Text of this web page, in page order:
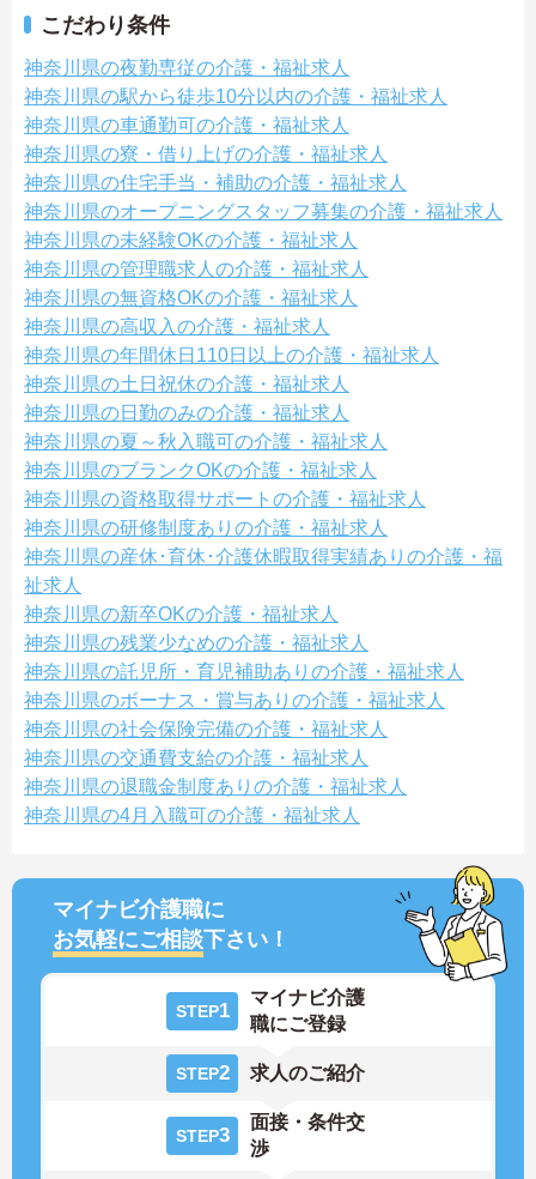
こだわり条件
神奈川県の夜勤専従の介護・福祉求人
神奈川県の駅から徒歩10分以内の介護・福祉求人
神奈川県の車通勤可の介護・福祉求人
神奈川県の寮・借り上げの介護・福祉求人
神奈川県の住宅手当・補助の介護・福祉求人
神奈川県のオープニングスタッフ募集の介護・福祉求人
神奈川県の未経験OKの介護・福祉求人
神奈川県の管理職求人の介護・福祉求人
神奈川県の無資格OKの介護・福祉求人
神奈川県の高収入の介護・福祉求人
神奈川県の年間休日110日以上の介護・福祉求人
神奈川県の土日祝休の介護・福祉求人
神奈川県の日勤のみの介護・福祉求人
神奈川県の夏～秋入職可の介護・福祉求人
神奈川県のブランクOKの介護・福祉求人
神奈川県の資格取得サポートの介護・福祉求人
神奈川県の研修制度ありの介護・福祉求人
神奈川県の産休･育休･介護休暇取得実績ありの介護・福
祉求人
神奈川県の新卒OKの介護・福祉求人
神奈川県の残業少なめの介護・福祉求人
神奈川県の託児所・育児補助ありの介護・福祉求人
神奈川県のボーナス・賞与ありの介護・福祉求人
神奈川県の社会保険完備の介護・福祉求人
神奈川県の交通費支給の介護・福祉求人
神奈川県の退職金制度ありの介護・福祉求人
神奈川県の4月入職可の介護・福祉求人
マイナビ介護職に
お気軽にご相談下さい！
STEP1
マイナビ介護
職にご登録
STEP2 求人のご紹介
STEP3
面接・条件交
渉